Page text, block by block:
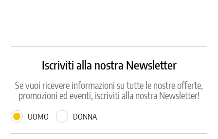
Iscriviti alla nostra Newsletter
Se vuoi ricevere informazioni su tutte le nostre offerte,
promozioni ed eventi, iscriviti alla nostra Newsletter!
UOMO DONNA